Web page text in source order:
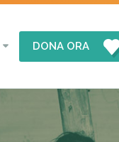
DONA ORA